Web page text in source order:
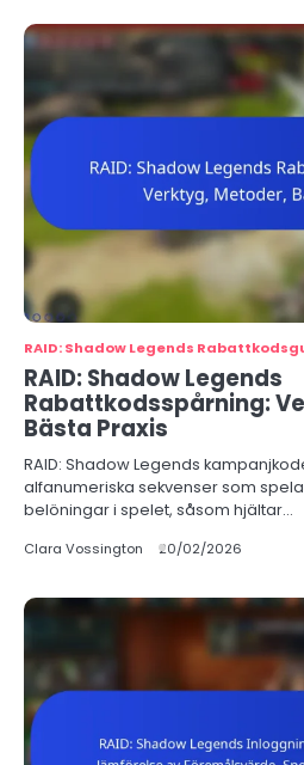
RAID: Shadow Legends
RAID: Shadow Legends
Rabattkodsspårning:
Bästa Praxis
RAID: Shadow Legends
alfanumeriska sekvenser som
belöningar i spelet, såsom hjältar…
Clara Vossington 20/02/2026